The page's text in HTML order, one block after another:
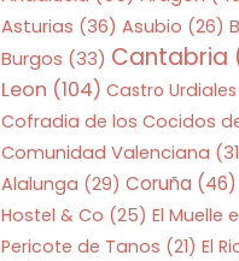
Asturias (36) Asubio (26)
Burgos (33) Cantabria
Leon (104) Castro Urdiales
Cofradia de los Cocidos
Comunidad Valenciana
Alalunga (29) Coruña (46)
Hostel & Co (25) El Muelle
Pericote de Tanos (21) El